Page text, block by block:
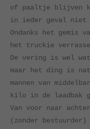
of paaltje blijven
in ieder geval niet
Ondanks het gemis
het truckie
De vering is wel
maar het ding is
mannen van
kilo in de laadbak
Van voor naar
(zonder bestuurder)